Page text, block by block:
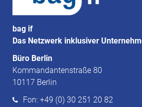
bag if
Das Netzwerk inklusiver
Büro Berlin
Kommandantenstraße 80
10117 Berlin
Fon: +49 (0) 30 251 20 82